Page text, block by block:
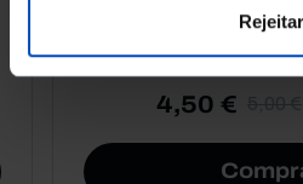
Rejeitar
4,50 €